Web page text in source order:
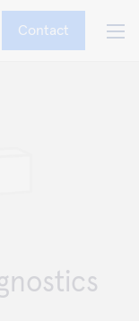
Contact